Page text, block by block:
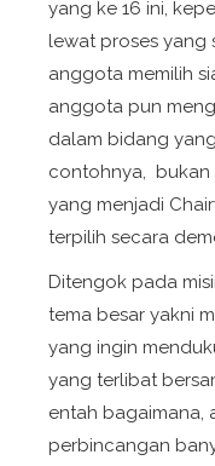
yang ke 16 ini,
lewat proses yang
anggota memilih
anggota pun
dalam bidang
contohnya,
yang menjadi
terpilih secara
Ditengok pada
tema besar yakni
yang ingin
yang terlibat
entah bagaimana,
perbincangan